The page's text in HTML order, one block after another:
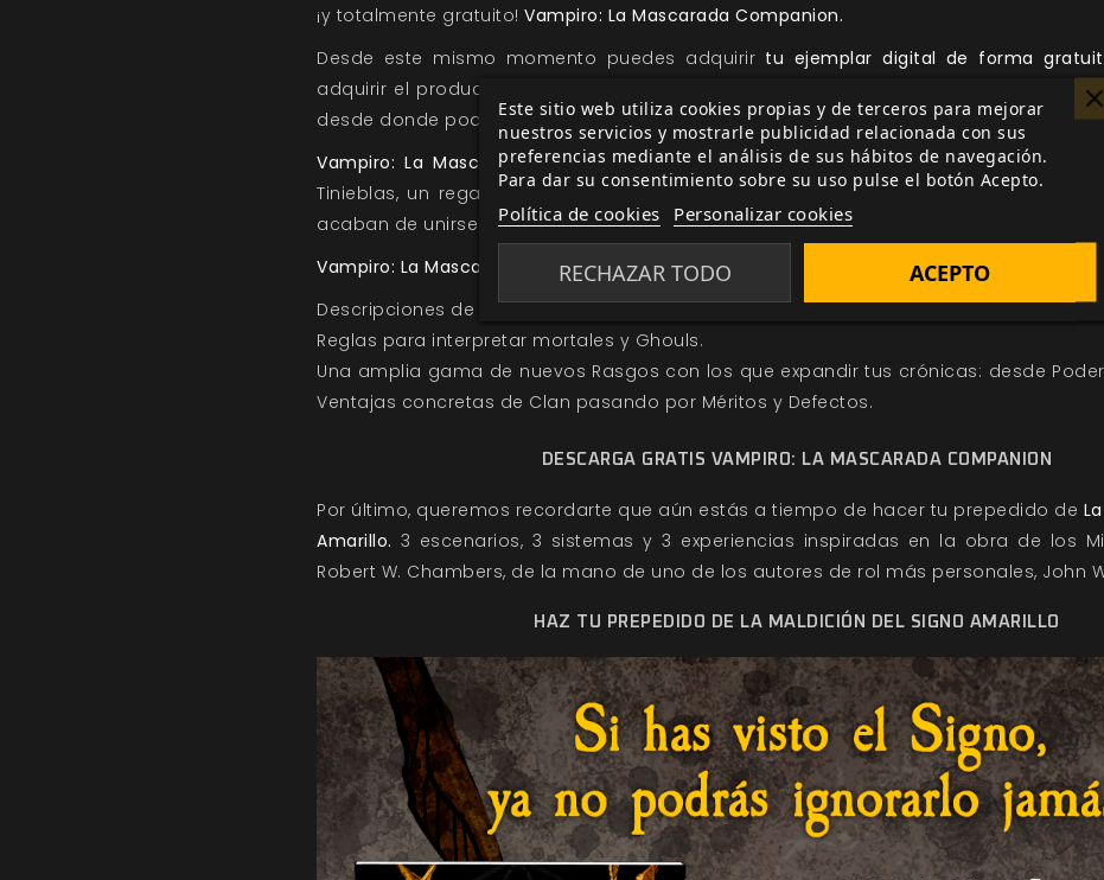
¡y totalmente gratuito! Vampiro: La Mascarada Companion.
Desde este mismo momento puedes adquirir tu ejemplar digital de forma
adquirir el producto de la manera habitual (a coste 0) y este quedará añadido a
desde donde podrás descargarlo.
Vampiro: La Mascarada Companionpretende ser un agradecimiento a los
Tinieblas, un regalo adicional para aquellas personas que llevan mucho tiempo
acaban de unirse en sus primeros pasos por este mundo de sombras y secretos.
Vampiro: La Mascarada Companionproporciona:
Descripciones de Clan de los condenadosRavnos, los perseguidosSalubriy los
Reglas para interpretar mortales y Ghouls.
Una amplia gama de nuevos Rasgos con los que expandir tus crónicas: desde
Ventajas concretas de Clan pasando por Méritos y Defectos.
DESCARGA GRATIS VAMPIRO: LA MASCARADA COMPANION
Por último, queremos recordarte que aún estás a tiempo de hacer tu prepedido de
Amarillo. 3 escenarios, 3 sistemas y 3 experiencias inspiradas en la obra de los
Robert W. Chambers, de la mano de uno de los autores de rol más personales, John
HAZ TU PREPEDIDO DE LA MALDICIÓN DEL SIGNO AMARILLO
Este sitio web utiliza cookies propias y de terceros para mejorar
nuestros servicios y mostrarle publicidad relacionada con sus
preferencias mediante el análisis de sus hábitos de navegación.
Para dar su consentimiento sobre su uso pulse el botón Acepto.
Política de cookies Personalizar cookies
RECHAZAR TODO ACEPTO